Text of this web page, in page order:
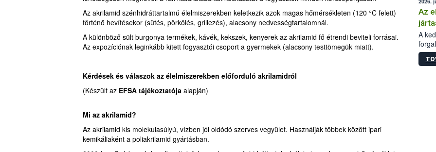
Az akrilamid szénhidráttartalmú élelmiszerekben keletkezik azok magas hőmérsékleten (120 °C felett)
történő hevítésekor (sütés, pörkölés, grillezés), alacsony nedvességtartalomnál.
A különböző sült burgonya termékek, kávék, kekszek, kenyerek az akrilamid fő étrendi beviteli forrásai.
Az expozíciónak leginkább kitett fogyasztói csoport a gyermekek (alacsony testtömegük miatt).
Kérdések és válaszok az élelmiszerekben előforduló akrilamidról
(Készült az EFSA tájékoztatójaalapján)
Mi az akrilamid?
Az akrilamid kis molekulasúlyú, vízben jól oldódó szerves vegyület. Használják többek között ipari
kemikáliaként a poliakrilamid gyártásban.
Az
A